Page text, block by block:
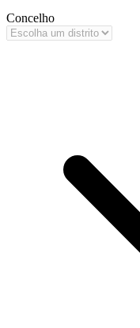
Concelho